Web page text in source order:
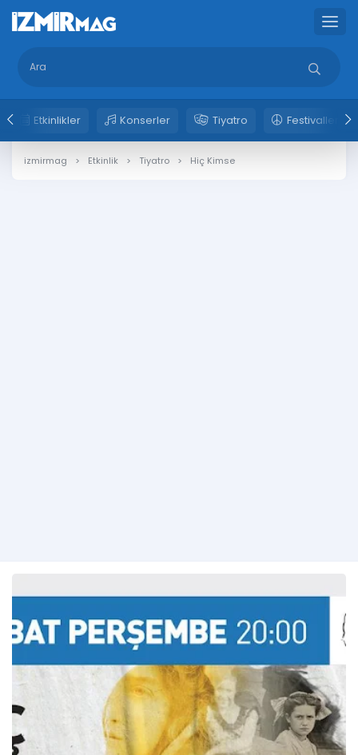
Etkinlikler Konserler Tiyatro Festivaller
izmirmag Etkinlik Tiyatro Hiç Kimse